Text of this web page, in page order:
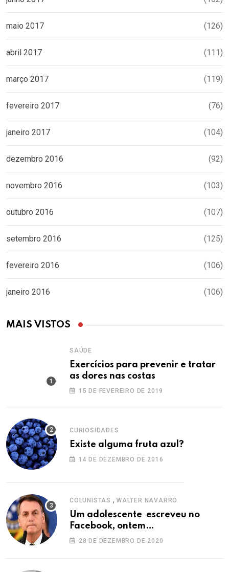
maio 2017 (126)
abril 2017 (111)
março 2017 (119)
fevereiro 2017 (76)
janeiro 2017 (104)
dezembro 2016 (92)
novembro 2016 (103)
outubro 2016 (107)
setembro 2016 (125)
fevereiro 2016 (106)
janeiro 2016 (106)
MAIS VISTOS
SAÚDE
Exercícios para prevenir e tratar
as dores nas costas
15 DE FEVEREIRO DE 2019
CURIOSIDADES
Existe alguma fruta azul?
14 DE DEZEMBRO DE 2016
COLUNISTAS , WALTER NAVARRO
Um adolescente escreveu no
Facebook, ontem…
28 DE DEZEMBRO DE 2020